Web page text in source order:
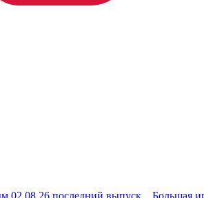
02.08.26 последний выпуск... Большая